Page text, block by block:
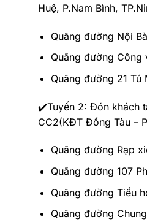
Huệ, P.Nam Bình,
Quãng đường Nội
Quãng đường Công
Quãng đường 21
✔️Tuyến 2: Đón khách
CC2(KĐT Đồng Tàu –
Quãng đường Rạp
Quãng đường 107
Quãng đường Tiểu
Quãng đường